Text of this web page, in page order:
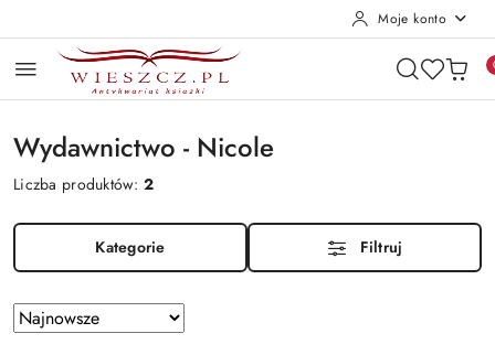
Moje konto
Wydawnictwo - Nicole
Liczba produktów:2
Kategorie Filtruj
Zastosowano
sortowanie:
Sortuj
według